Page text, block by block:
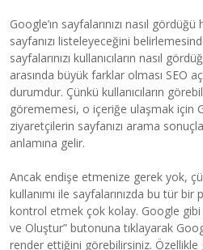
Google’ın sayfalarınızı nasıl
sayfanızı listeleyeceğini
sayfalarınızı kullanıcıların nasıl
arasında büyük farklar olması SEO
durumdur. Çünkü kullanıcıların
görememesi, o içeriğe ulaşmak için
ziyaretçilerin sayfanızı arama
anlamına gelir.
Ancak endişe etmenize gerek yok,
kullanımı ile sayfalarınızda bu tür bir
kontrol etmek çok kolay. Google gibi
ve Oluştur” butonuna tıklayarak
render ettiğini görebilirsiniz.